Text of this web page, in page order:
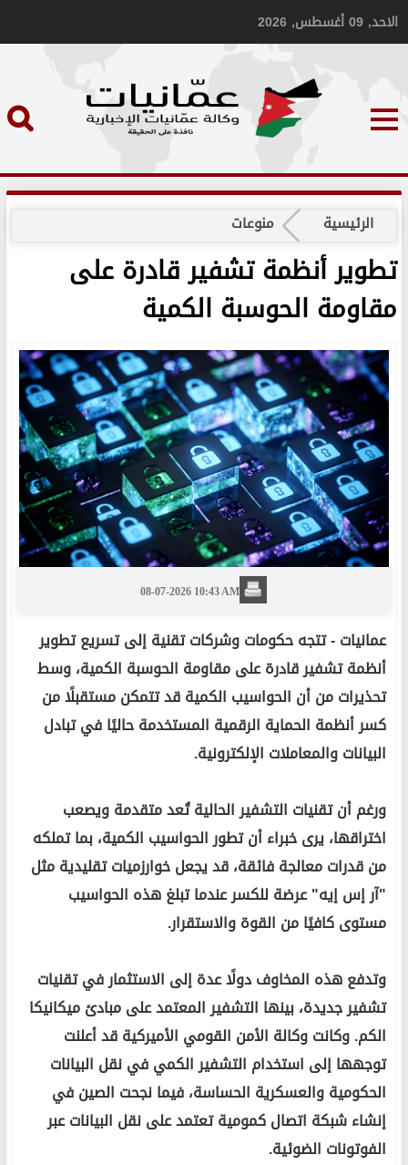
الاحد, 09 أغسطس, 2026
الرئيسية منوعات
تطوير أنظمة تشفير قادرة على
مقاومة الحوسبة الكمية
08-07-2026 10:43 AM
عمانيات -تتجه حكومات وشركات تقنية إلى تسريع تطوير
أنظمة تشفير قادرة على مقاومة الحوسبة الكمية، وسط
تحذيرات من أن الحواسيب الكمية قد تتمكن مستقبلًا من
كسر أنظمة الحماية الرقمية المستخدمة حاليًا في تبادل
البيانات والمعاملات الإلكترونية.
ورغم أن تقنيات التشفير الحالية تُعد متقدمة ويصعب
اختراقها، يرى خبراء أن تطور الحواسيب الكمية، بما تملكه
من قدرات معالجة فائقة، قد يجعل خوارزميات تقليدية مثل
"آر إس إيه" عرضة للكسر عندما تبلغ هذه الحواسيب
مستوى كافيًا من القوة والاستقرار.
وتدفع هذه المخاوف دولًا عدة إلى الاستثمار في تقنيات
تشفير جديدة، بينها التشفير المعتمد على مبادئ ميكانيكا
الكم. وكانت وكالة الأمن القومي الأميركية قد أعلنت
توجهها إلى استخدام التشفير الكمي في نقل البيانات
الحكومية والعسكرية الحساسة، فيما نجحت الصين في
إنشاء شبكة اتصال كمومية تعتمد على نقل البيانات عبر
الفوتونات الضوئية.